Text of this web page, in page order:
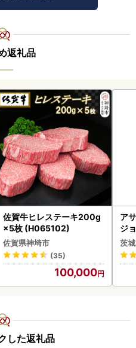
返礼品
佐賀牛ヒレステーキ200g
×5枚 (H065102)
佐賀県神埼市
(35)
100,000
ア
ジ
(1ケース)
ビ
茨
した返礼品